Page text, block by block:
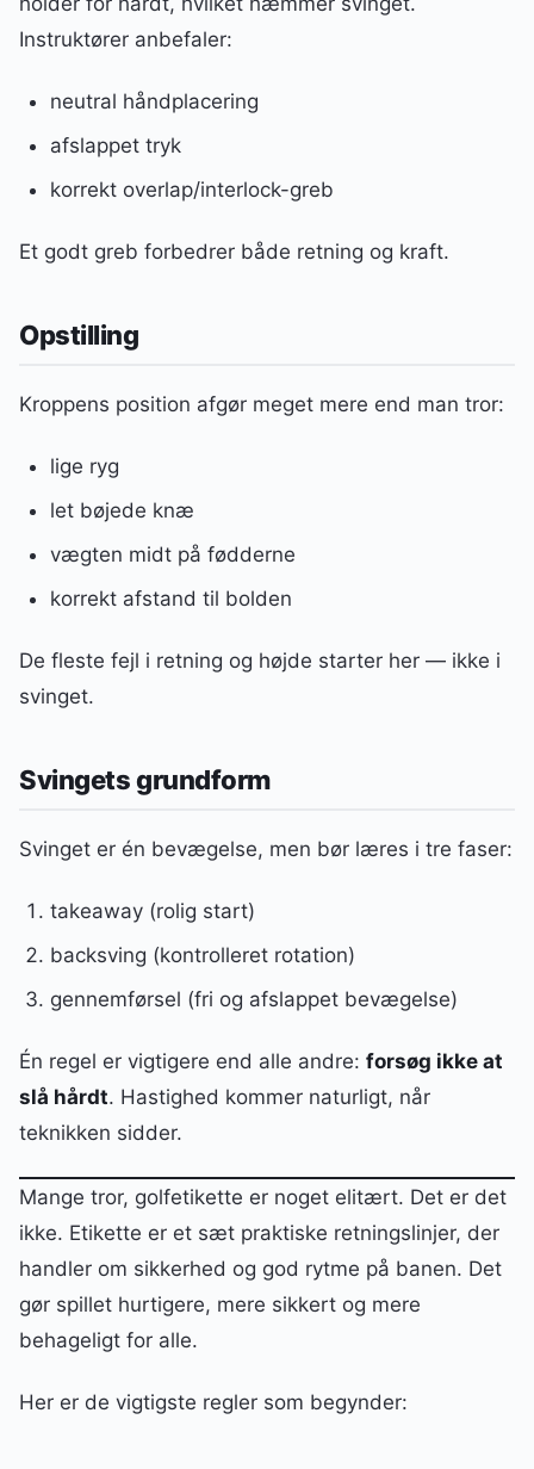
Instruktører anbefaler:
neutral håndplacering
afslappet tryk
korrekt overlap/interlock-greb
Et godt greb forbedrer både retning og kraft.
Opstilling
Kroppens position afgør meget mere end man tror:
lige ryg
let bøjede knæ
vægten midt på fødderne
korrekt afstand til bolden
De fleste fejl i retning og højde starter her — ikke i
svinget.
Svingets grundform
Svinget er én bevægelse, men bør læres i tre faser:
takeaway (rolig start)
backsving (kontrolleret rotation)
gennemførsel (fri og afslappet bevægelse)
Én regel er vigtigere end alle andre: forsøg ikke at
slå hårdt. Hastighed kommer naturligt, når
teknikken sidder.
Mange tror, golfetikette er noget elitært. Det er det
ikke. Etikette er et sæt praktiske retningslinjer, der
handler om sikkerhed og god rytme på banen. Det
gør spillet hurtigere, mere sikkert og mere
behageligt for alle.
Her er de vigtigste regler som begynder: